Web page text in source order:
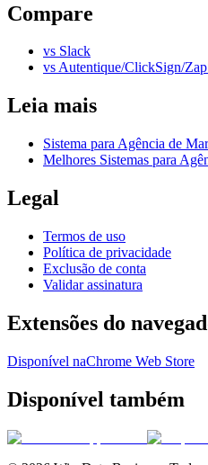
Compare
vs Slack
vs Autentique/ClickSign/
Leia mais
Sistema para Agência de
Melhores Sistemas para
Legal
Termos de uso
Política de privacidade
Exclusão de conta
Validar assinatura
Extensões do
Disponível naChrome Web Store
Disponível também